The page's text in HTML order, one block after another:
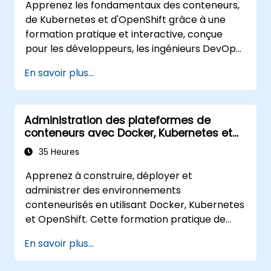
Apprenez les fondamentaux des conteneurs,
de Kubernetes et d'OpenShift grâce à une
formation pratique et interactive, conçue
pour les développeurs, les ingénieurs DevOps
apprendront comment concevoir des
applications conteneurisées, déployer des
charges de travail, gérer les ressources
Kubernetes et utiliser OpenShift pour
simplifier la livraison d'applications modernes
dans des environnements cloud et hybrides.
En savoir plus...
Administration des plateformes de
conteneurs avec Docker, Kubernetes et
OpenShift
35 Heures
Apprenez à construire, déployer et
administrer des environnements
conteneurisés en utilisant Docker, Kubernetes
et OpenShift. Cette formation pratique de
les charges de travail Kubernetes, le réseau
du cluster, le stockage, la sécurité, la
En savoir plus...